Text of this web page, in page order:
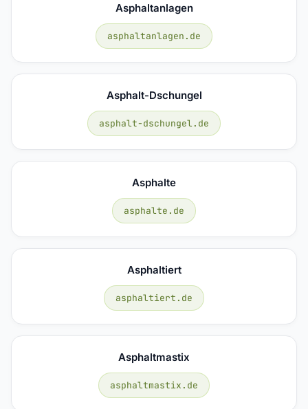
Asphaltanlagen
asphaltanlagen.de
Asphalt-Dschungel
asphalt-dschungel.de
Asphalte
asphalte.de
Asphaltiert
asphaltiert.de
Asphaltmastix
asphaltmastix.de